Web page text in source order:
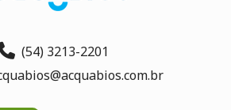
(54) 3213-2201